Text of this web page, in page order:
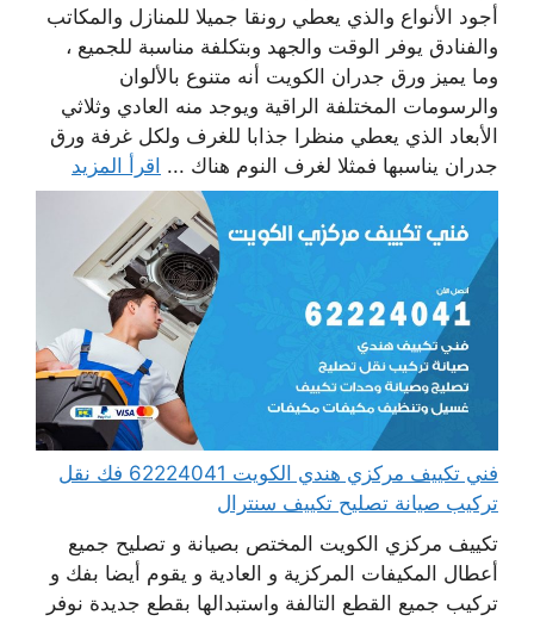
أجود الأنواع والذي يعطي رونقا جميلا للمنازل والمكاتب
والفنادق يوفر الوقت والجهد وبتكلفة مناسبة للجميع ،
وما يميز ورق جدران الكويت أنه متنوع بالألوان
والرسومات المختلفة الراقية ويوجد منه العادي وثلاثي
الأبعاد الذي يعطي منظرا جذابا للغرف ولكل غرفة ورق
جدران يناسبها فمثلا لغرف النوم هناك ... اقرأ المزيد
فني تكييف مركزي هندي الكويت 62224041 فك نقل
تركيب صيانة تصليح تكييف سنترال
تكييف مركزي الكويت المختص بصيانة و تصليح جميع
أعطال المكيفات المركزية و العادية و يقوم أيضا بفك و
تركيب جميع القطع التالفة واستبدالها بقطع جديدة نوفر